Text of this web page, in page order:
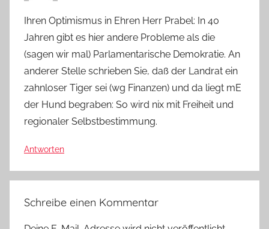
Ihren Optimismus in Ehren Herr Prabel: In 40
Jahren gibt es hier andere Probleme als die
(sagen wir mal) Parlamentarische Demokratie. An
anderer Stelle schrieben Sie, daß der Landrat ein
zahnloser Tiger sei (wg Finanzen) und da liegt mE
der Hund begraben: So wird nix mit Freiheit und
regionaler Selbstbestimmung.
Antworten
Schreibe einen Kommentar